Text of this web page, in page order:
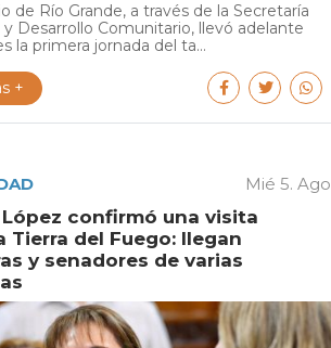
de Río Grande, a través de la Secretaría
Desarrollo Comunitario, llevó adelante
la primera jornada del ta...
+
Mié 5. Ago
confirmó una visita
Tierra del Fuego: llegan
y senadores de varias